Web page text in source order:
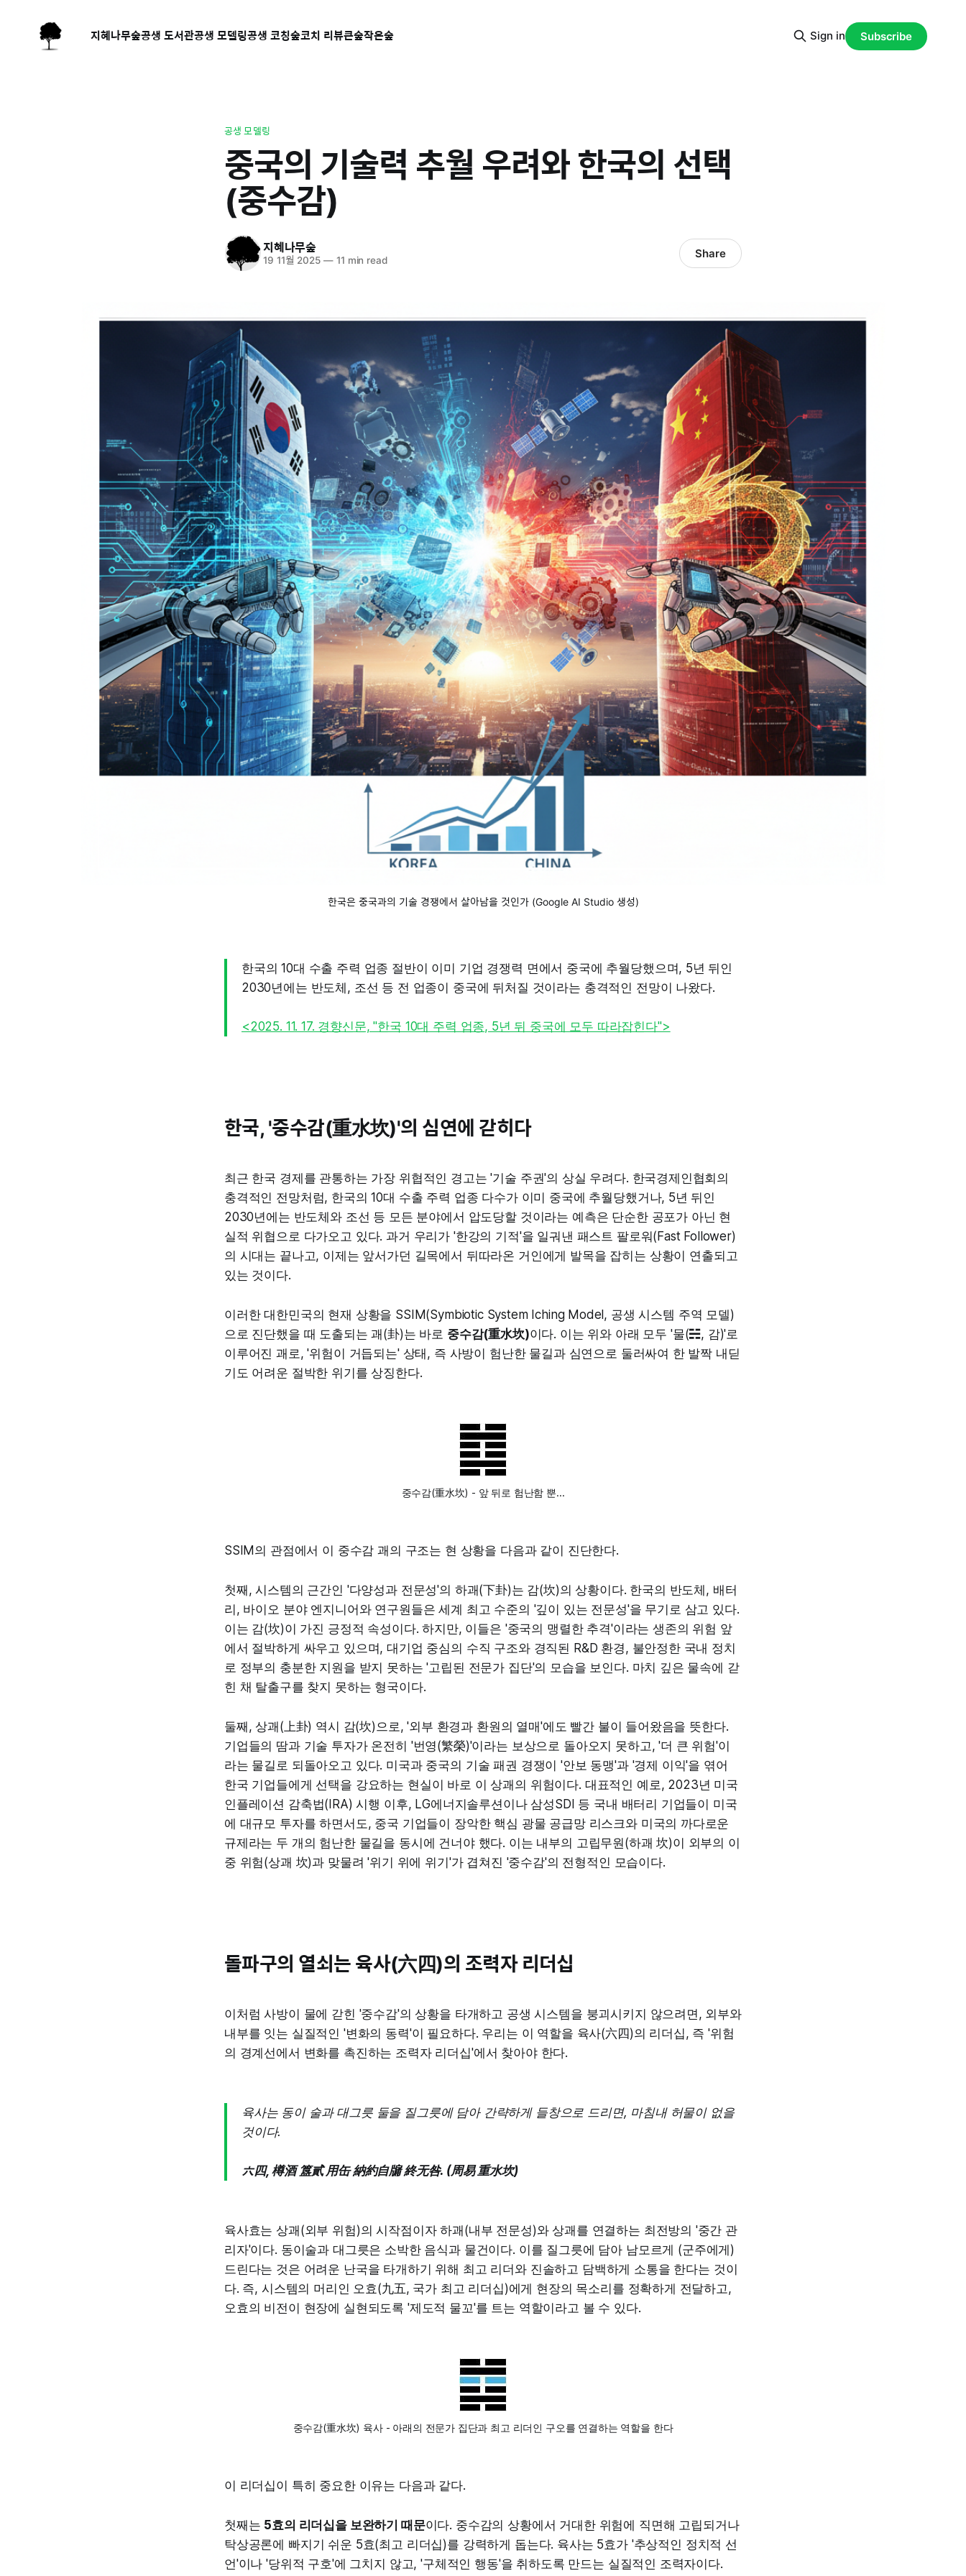
지혜나무숲공생 도서관공생 모델링공생 코칭숲코치 리뷰큰숲작은숲 Sign in Subscribe
공생 모델링
중국의 기술력 추월 우려와 한국의 선택
(중수감)
지혜나무숲
19 11월 2025 —11 min read Share
한국은 중국과의 기술 경쟁에서 살아남을 것인가 (Google AI Studio 생성)
한국의 10대 수출 주력 업종 절반이 이미 기업 경쟁력 면에서 중국에 추월당했으며, 5년 뒤인
2030년에는 반도체, 조선 등 전 업종이 중국에 뒤처질 것이라는 충격적인 전망이 나왔다.
<2025. 11. 17. 경향신문, "한국 10대 주력 업종, 5년 뒤 중국에 모두 따라잡힌다">
한국, '중수감(重水坎)'의 심연에 갇히다
최근 한국 경제를 관통하는 가장 위협적인 경고는 '기술 주권'의 상실 우려다. 한국경제인협회의
충격적인 전망처럼, 한국의 10대 수출 주력 업종 다수가 이미 중국에 추월당했거나, 5년 뒤인
2030년에는 반도체와 조선 등 모든 분야에서 압도당할 것이라는 예측은 단순한 공포가 아닌 현
실적 위협으로 다가오고 있다. 과거 우리가 '한강의 기적'을 일궈낸 패스트 팔로워(Fast Follower)
의 시대는 끝나고, 이제는 앞서가던 길목에서 뒤따라온 거인에게 발목을 잡히는 상황이 연출되고
있는 것이다.
이러한 대한민국의 현재 상황을 SSIM(Symbiotic System Iching Model, 공생 시스템 주역 모델)
으로 진단했을 때 도출되는 괘(卦)는 바로 중수감(重水坎)이다. 이는 위와 아래 모두 '물(☵, 감)'로
이루어진 괘로, '위험이 거듭되는' 상태, 즉 사방이 험난한 물길과 심연으로 둘러싸여 한 발짝 내딛
기도 어려운 절박한 위기를 상징한다.
중수감(重水坎) - 앞 뒤로 험난함 뿐...
SSIM의 관점에서 이 중수감 괘의 구조는 현 상황을 다음과 같이 진단한다.
첫째, 시스템의 근간인 '다양성과 전문성'의 하괘(下卦)는 감(坎)의 상황이다. 한국의 반도체, 배터
리, 바이오 분야 엔지니어와 연구원들은 세계 최고 수준의 '깊이 있는 전문성'을 무기로 삼고 있다.
이는 감(坎)이 가진 긍정적 속성이다. 하지만, 이들은 '중국의 맹렬한 추격'이라는 생존의 위험 앞
에서 절박하게 싸우고 있으며, 대기업 중심의 수직 구조와 경직된 R&D 환경, 불안정한 국내 정치
로 정부의 충분한 지원을 받지 못하는 '고립된 전문가 집단'의 모습을 보인다. 마치 깊은 물속에 갇
힌 채 탈출구를 찾지 못하는 형국이다.
둘째, 상괘(上卦) 역시 감(坎)으로, '외부 환경과 환원의 열매'에도 빨간 불이 들어왔음을 뜻한다.
기업들의 땀과 기술 투자가 온전히 '번영(繁榮)'이라는 보상으로 돌아오지 못하고, '더 큰 위험'이
라는 물길로 되돌아오고 있다. 미국과 중국의 기술 패권 경쟁이 '안보 동맹'과 '경제 이익'을 엮어
한국 기업들에게 선택을 강요하는 현실이 바로 이 상괘의 위험이다. 대표적인 예로, 2023년 미국
인플레이션 감축법(IRA) 시행 이후, LG에너지솔루션이나 삼성SDI 등 국내 배터리 기업들이 미국
에 대규모 투자를 하면서도, 중국 기업들이 장악한 핵심 광물 공급망 리스크와 미국의 까다로운
규제라는 두 개의 험난한 물길을 동시에 건너야 했다. 이는 내부의 고립무원(하괘 坎)이 외부의 이
중 위험(상괘 坎)과 맞물려 '위기 위에 위기'가 겹쳐진 '중수감'의 전형적인 모습이다.
돌파구의 열쇠는 육사(六四)의 조력자 리더십
이처럼 사방이 물에 갇힌 '중수감'의 상황을 타개하고 공생 시스템을 붕괴시키지 않으려면, 외부와
내부를 잇는 실질적인 '변화의 동력'이 필요하다. 우리는 이 역할을 육사(六四)의 리더십, 즉 '위험
의 경계선에서 변화를 촉진하는 조력자 리더십'에서 찾아야 한다.
육사는 동이 술과 대그릇 둘을 질그릇에 담아 간략하게 들창으로 드리면, 마침내 허물이 없을
것이다.
六四, 樽酒 簋貳 用缶 納約自牖 終无咎. (周易 重水坎)
육사효는 상괘(외부 위험)의 시작점이자 하괘(내부 전문성)와 상괘를 연결하는 최전방의 '중간 관
리자'이다. 동이술과 대그릇은 소박한 음식과 물건이다. 이를 질그릇에 담아 남모르게 (군주에게)
드린다는 것은 어려운 난국을 타개하기 위해 최고 리더와 진솔하고 담백하게 소통을 한다는 것이
다. 즉, 시스템의 머리인 오효(九五, 국가 최고 리더십)에게 현장의 목소리를 정확하게 전달하고,
오효의 비전이 현장에 실현되도록 '제도적 물꼬'를 트는 역할이라고 볼 수 있다.
중수감(重水坎) 육사 - 아래의 전문가 집단과 최고 리더인 구오를 연결하는 역할을 한다
이 리더십이 특히 중요한 이유는 다음과 같다.
첫째는 5효의 리더십을 보완하기 때문이다. 중수감의 상황에서 거대한 위험에 직면해 고립되거나
탁상공론에 빠지기 쉬운 5효(최고 리더십)를 강력하게 돕는다. 육사는 5효가 '추상적인 정치적 선
언'이나 '당위적 구호'에 그치지 않고, '구체적인 행동'을 취하도록 만드는 실질적인 조력자이다.